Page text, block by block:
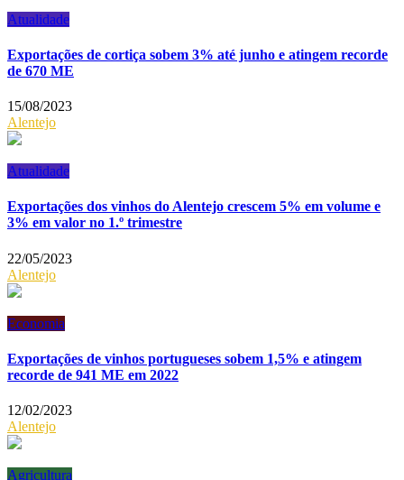
Atualidade
Exportações de cortiça sobem 3% até junho e atingem recorde
de 670 ME
15/08/2023
Alentejo
Atualidade
Exportações dos vinhos do Alentejo crescem 5% em volume e
3% em valor no 1.º trimestre
22/05/2023
Alentejo
Economia
Exportações de vinhos portugueses sobem 1,5% e atingem
recorde de 941 ME em 2022
12/02/2023
Alentejo
Agricultura